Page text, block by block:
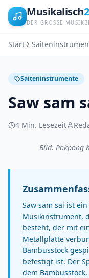
Musikalisch
DER GROSSE
Start
Saiteninstrumente
Saw sam
4 Min. Lesezeit
Bild: Pokpong
Saw sam sai ist
Musikinstrument,
besteht, der mit
Metallplatte
Bambusstock
befestigt ist. Der
dem